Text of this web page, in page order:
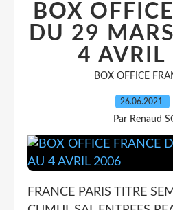
BOX
DU 29
4 AVRIL
BOX OFFICE
26.06.2021
Par Renaud
FRANCE PARIS TITRE